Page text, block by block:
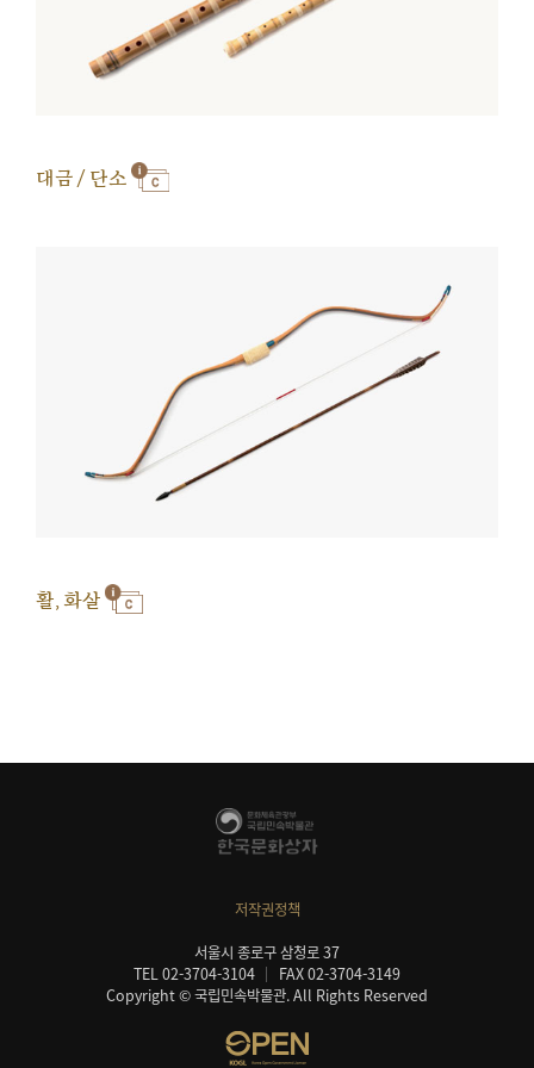
대금 / 단소
활, 화살
저작권정책
서울시 종로구 삼청로 37
TEL 02-3704-3104
FAX 02-3704-3149
Copyright © 국립민속박물관. All Rights Reserved